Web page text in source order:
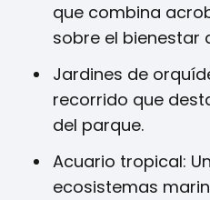
que combina
sobre el bienestar
Jardines de
recorrido que
del parque.
Acuario tropical:
ecosistemas